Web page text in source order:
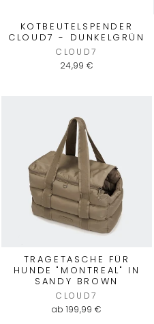
KOTBEUTELSPENDER
CLOUD7 - DUNKELGRÜN
CLOUD7
24,99 €
TRAGETASCHE FÜR
HUNDE "MONTREAL" IN
SANDY BROWN
CLOUD7
ab 199,99 €
4,7 Rating 1.537
Anonym
Verifizierter Kunde
Super Produkte, rasche
Adresse für qualitativ
Hundebetten.
Hilfreich ? Ja Teilen